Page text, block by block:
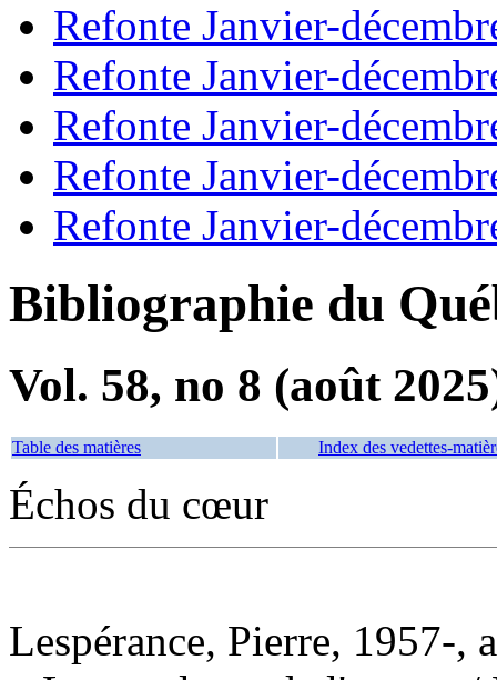
Refonte Janvier-
Refonte Janvier-
Refonte Janvier-
Refonte Janvier-
Refonte Janvier-
Bibliographie du
Vol. 58, no 8 (août
Table des matières Index des vedettes-
Échos du cœur
Lespérance, Pierre, 1957-,